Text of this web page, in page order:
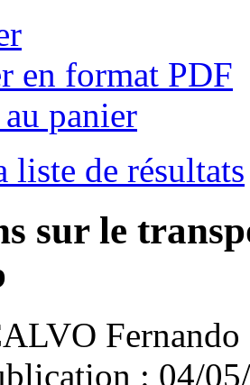
en format PDF
panier
liste de résultats
sur le
Fernando
: 04/